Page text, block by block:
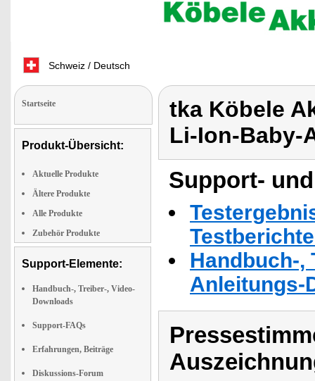
Schweiz / Deutsch
Startseite
Produkt-Übersicht:
Aktuelle Produkte
Ältere Produkte
Alle Produkte
Zubehör Produkte
Support-Elemente:
Handbuch-, Treiber-, Video-
Downloads
Support-FAQs
Erfahrungen, Beiträge
Diskussions-Forum
tka Köbele
Li-Ion-Baby-
Support-
Handbuch-,
Anleitungs-